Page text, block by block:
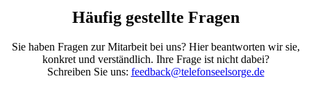
Häufig gestellte Fragen
Sie haben Fragen zur Mitarbeit bei uns? Hier beantworten wir sie,
konkret und verständlich. Ihre Frage ist nicht dabei?
Schreiben Sie uns: feedback@telefonseelsorge.de